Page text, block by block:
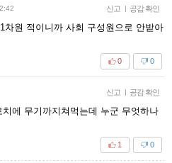
신고 | 공감 확인
차원 적이니까 사회 구성원으로 안받아
0
0
신고 | 공감 확인
에 무기까지쳐먹는데 누군 무엇하나
0
1